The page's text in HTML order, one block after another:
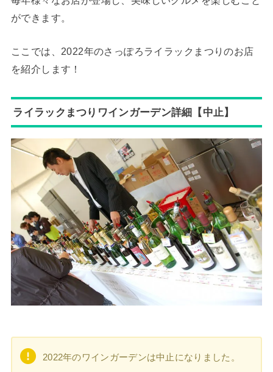
ができます。
ここでは、2022年のさっぽろライラックまつりのお店
を紹介します！
ライラックまつりワインガーデン詳細【中止】
2022年のワインガーデンは中止になりました。